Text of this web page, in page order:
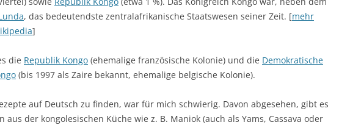
, das bedeutendste zentralafrikanische Staatswesen seiner Zeit. [mehr
]
die Republik Kongo (ehemalige französische Kolonie) und die Demokratische
(bis 1997 als Zaire bekannt, ehemalige belgische Kolonie).
auf Deutsch zu finden, war für mich schwierig. Davon abgesehen, gibt es
aus der kongolesischen Küche wie z. B. Maniok (auch als Yams, Cassava oder